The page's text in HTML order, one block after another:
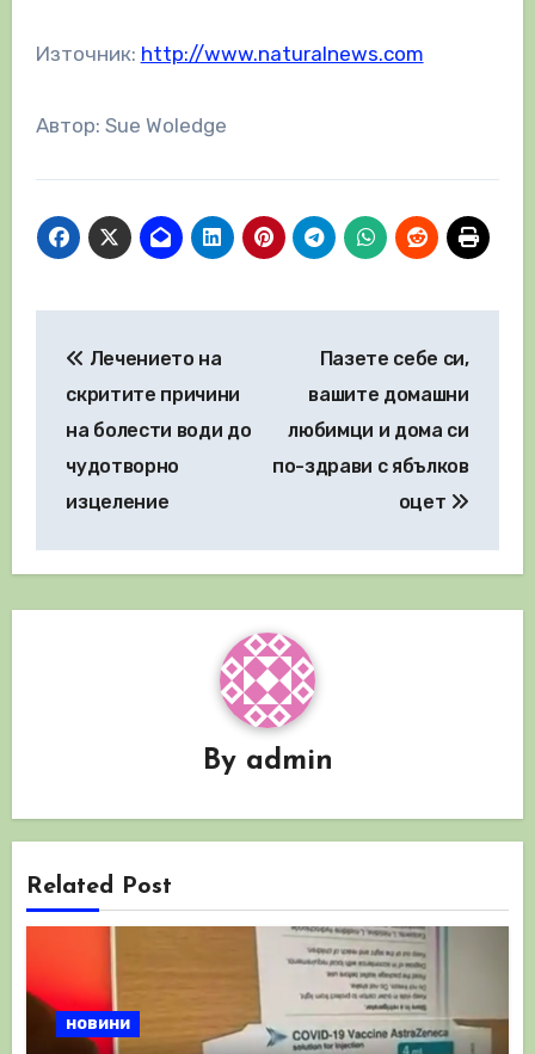
Източник: http://www.naturalnews.com
Автор: Sue Woledge
Лечението на
скритите причини
на болести води до
чудотворно
изцеление
Пазете себе си,
вашите домашни
любимци и дома си
по-здрави с ябълков
оцет
By admin
Related Post
новини